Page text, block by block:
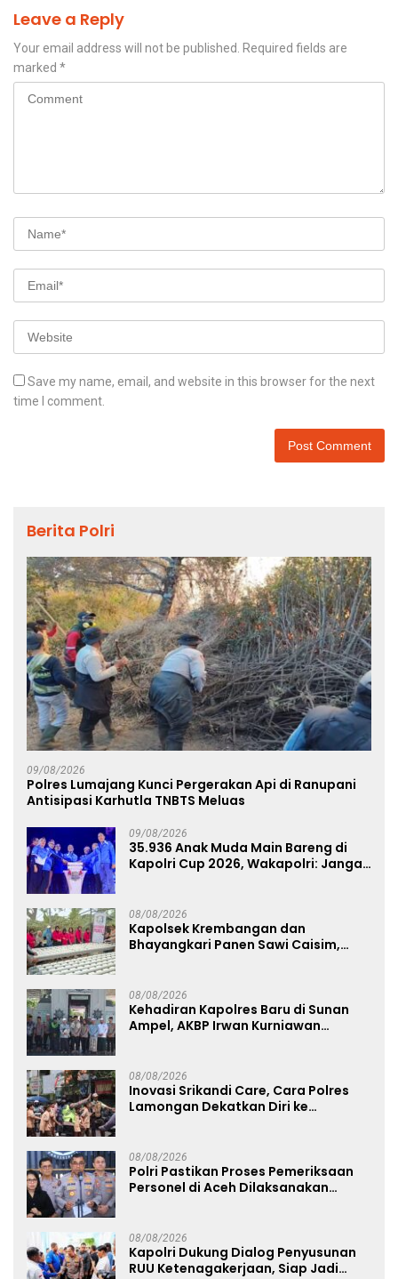
Leave a Reply
Your email address will not be published.
Required fields are
marked *
Save my name, email, and website in this browser for the next
time I comment.
Berita Polri
09/08/2026
Polres Lumajang Kunci Pergerakan Api di Ranupani
Antisipasi Karhutla TNBTS Meluas
09/08/2026
35.936 Anak Muda Main Bareng di
Kapolri Cup 2026, Wakapolri: Jangan
08/08/2026
Kapolsek Krembangan dan
Bhayangkari Panen Sawi Caisim,
08/08/2026
Kehadiran Kapolres Baru di Sunan
Ampel, AKBP Irwan Kurniawan
08/08/2026
Inovasi Srikandi Care, Cara Polres
Lamongan Dekatkan Diri ke
08/08/2026
Polri Pastikan Proses Pemeriksaan
Personel di Aceh Dilaksanakan
08/08/2026
Kapolri Dukung Dialog Penyusunan
RUU Ketenagakerjaan, Siap Jadi